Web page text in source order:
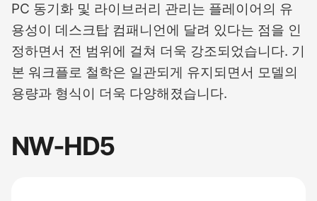
PC 동기화 및 라이브러리 관리는 플레이어의 유
용성이 데스크탑 컴패니언에 달려 있다는 점을 인
정하면서 전 범위에 걸쳐 더욱 강조되었습니다. 기
본 워크플로 철학은 일관되게 유지되면서 모델의
용량과 형식이 더욱 다양해졌습니다.
NW-HD5